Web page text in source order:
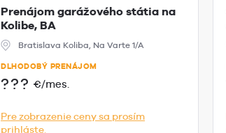
Prenájom garážového státia na
Kolibe, BA
Bratislava Koliba, Na Varte 1/A
DLHODOBÝ PRENÁJOM
??? €/mes.
Pre zobrazenie ceny sa prosím
prihláste.